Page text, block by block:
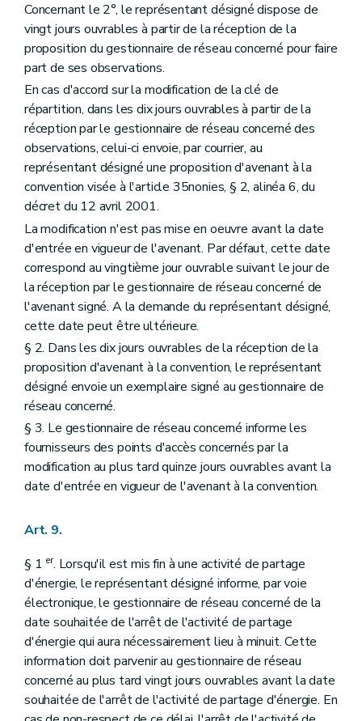
Concernant le 2°, le représentant désigné dispose de
vingt jours ouvrables à partir de la réception de la
proposition du gestionnaire de réseau concerné pour faire
part de ses observations.
En cas d'accord sur la modification de la clé de
répartition, dans les dix jours ouvrables à partir de la
réception par le gestionnaire de réseau concerné des
observations, celui-ci envoie, par courrier, au
représentant désigné une proposition d'avenant à la
convention visée à l'article 35nonies, § 2, alinéa 6, du
décret du 12 avril 2001.
La modification n'est pas mise en oeuvre avant la date
d'entrée en vigueur de l'avenant. Par défaut, cette date
correspond au vingtième jour ouvrable suivant le jour de
la réception par le gestionnaire de réseau concerné de
l'avenant signé. A la demande du représentant désigné,
cette date peut être ultérieure.
§ 2. Dans les dix jours ouvrables de la réception de la
proposition d'avenant à la convention, le représentant
désigné envoie un exemplaire signé au gestionnaire de
réseau concerné.
§ 3. Le gestionnaire de réseau concerné informe les
fournisseurs des points d'accès concernés par la
modification au plus tard quinze jours ouvrables avant la
date d'entrée en vigueur de l'avenant à la convention.
Art. 9.
§ 1 er. Lorsqu'il est mis fin à une activité de partage
d'énergie, le représentant désigné informe, par voie
électronique, le gestionnaire de réseau concerné de la
date souhaitée de l'arrêt de l'activité de partage
d'énergie qui aura nécessairement lieu à minuit. Cette
information doit parvenir au gestionnaire de réseau
concerné au plus tard vingt jours ouvrables avant la date
souhaitée de l'arrêt de l'activité de partage d'énergie. En